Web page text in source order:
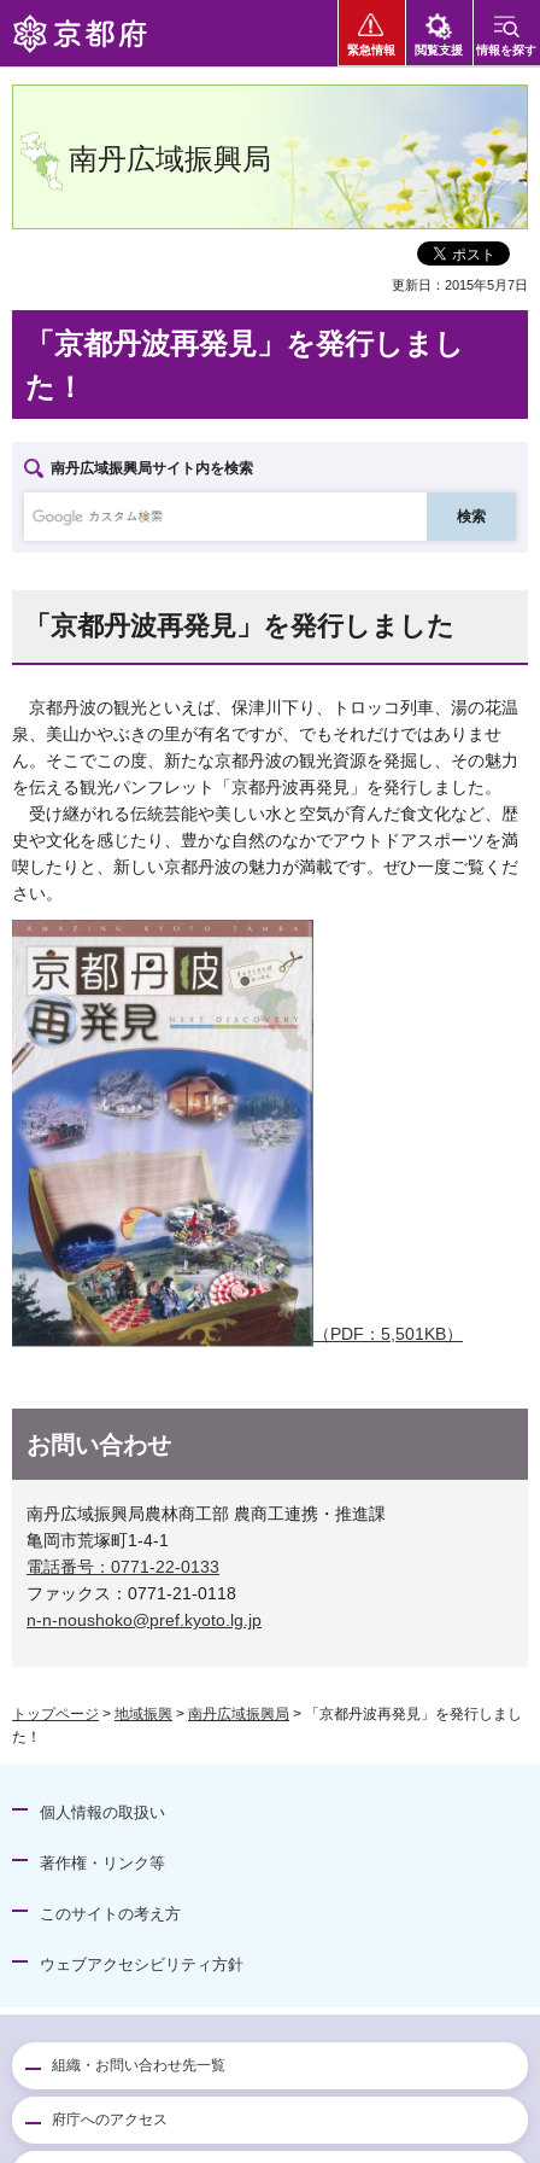
京都府
緊急情報 閲覧支援 情報を探す
南丹広域振興局
更新日：2015年5月7日
「京都丹波再発見」を発行しまし
た！
南丹広域振興局サイト内を検索
「京都丹波再発見」を発行しました
京都丹波の観光といえば、保津川下り、トロッコ列車、湯の花温
泉、美山かやぶきの里が有名ですが、でもそれだけではありませ
ん。そこでこの度、新たな京都丹波の観光資源を発掘し、その魅力
を伝える観光パンフレット「京都丹波再発見」を発行しました。
受け継がれる伝統芸能や美しい水と空気が育んだ食文化など、歴
史や文化を感じたり、豊かな自然のなかでアウトドアスポーツを満
喫したりと、新しい京都丹波の魅力が満載です。ぜひ一度ご覧くだ
さい。
（PDF：5,501KB）
お問い合わせ
南丹広域振興局農林商工部 農商工連携・推進課
亀岡市荒塚町1-4-1
電話番号：0771-22-0133
ファックス：0771-21-0118
n-n-noushoko@pref.kyoto.lg.jp
トップページ > 地域振興 > 南丹広域振興局 > 「京都丹波再発見」を発行しまし
た！
個人情報の取扱い
著作権・リンク等
このサイトの考え方
ウェブアクセシビリティ方針
組織・お問い合わせ先一覧
府庁へのアクセス